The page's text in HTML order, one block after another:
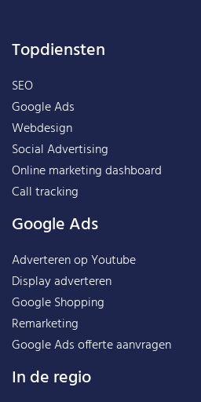
Topdiensten
SEO
Google Ads
Webdesign
Social Advertising
Online marketing dashboard
Call tracking
Google Ads
Adverteren op Youtube
Display adverteren
Google Shopping
Remarketing
Google Ads offerte aanvragen
In de regio